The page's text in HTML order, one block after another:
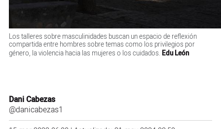
Los talleres sobre masculinidades buscan un espacio de reflexión
compartida entre hombres sobre temas como los privilegios por
género, la violencia hacia las mujeres o los cuidados. Edu León
Dani Cabezas
@danicabezas1